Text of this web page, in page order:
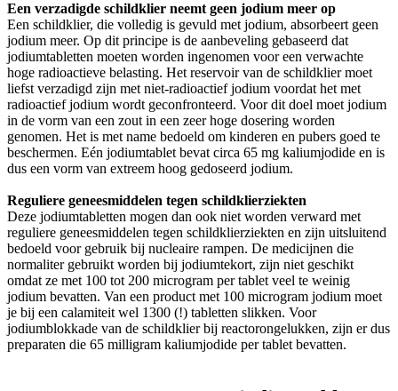
Een verzadigde schildklier neemt geen jodium meer op
Een schildklier, die volledig is gevuld met jodium, absorbeert geen
jodium meer. Op dit principe is de aanbeveling gebaseerd dat
jodiumtabletten moeten worden ingenomen voor een verwachte
hoge radioactieve belasting. Het reservoir van de schildklier moet
liefst verzadigd zijn met niet-radioactief jodium voordat het met
radioactief jodium wordt geconfronteerd. Voor dit doel moet jodium
in de vorm van een zout in een zeer hoge dosering worden
genomen. Het is met name bedoeld om kinderen en pubers goed te
beschermen. Eén jodiumtablet bevat circa 65 mg kaliumjodide en is
dus een vorm van extreem hoog gedoseerd jodium.
Reguliere geneesmiddelen tegen schildklierziekten
Deze jodiumtabletten mogen dan ook niet worden verward met
reguliere geneesmiddelen tegen schildklierziekten en zijn uitsluitend
bedoeld voor gebruik bij nucleaire rampen. De medicijnen die
normaliter gebruikt worden bij jodiumtekort, zijn niet geschikt
omdat ze met 100 tot 200 microgram per tablet veel te weinig
jodium bevatten. Van een product met 100 microgram jodium moet
je bij een calamiteit wel 1300 (!) tabletten slikken. Voor
jodiumblokkade van de schildklier bij reactorongelukken, zijn er dus
preparaten die 65 milligram kaliumjodide per tablet bevatten.